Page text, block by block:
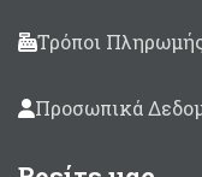
Τρόποι
Προσωπικά